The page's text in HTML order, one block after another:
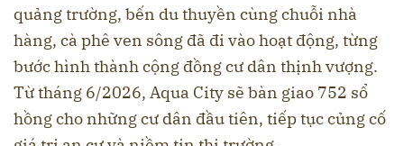
quảng trường, bến du thuyền cùng chuỗi nhà
hàng, cà phê ven sông đã đi vào hoạt động, từng
bước hình thành cộng đồng cư dân thịnh vượng.
Từ tháng 6/2026, Aqua City sẽ bàn giao 752 sổ
hồng cho những cư dân đầu tiên, tiếp tục củng cố